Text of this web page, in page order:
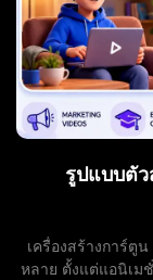
รูปแบบตั
เครื่องสร้างการ์ตู
หลาย ตั้งแต่แอนิเม